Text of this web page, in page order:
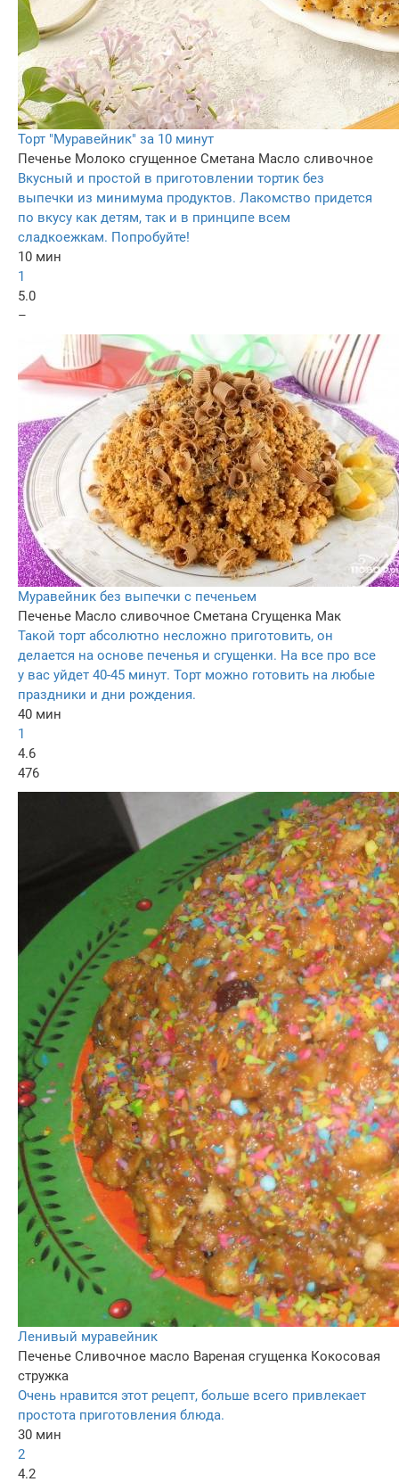
Торт "Муравейник" за 10 минут
Печенье Молоко сгущенное Сметана Масло сливочное
Вкусный и простой в приготовлении тортик без
выпечки из минимума продуктов. Лакомство придется
по вкусу как детям, так и в принципе всем
сладкоежкам. Попробуйте!
10 мин
1
5.0
–
Муравейник без выпечки с печеньем
Печенье Масло сливочное Сметана Сгущенка Мак
Такой торт абсолютно несложно приготовить, он
делается на основе печенья и сгущенки. На все про все
у вас уйдет 40-45 минут. Торт можно готовить на любые
праздники и дни рождения.
40 мин
1
4.6
476
Ленивый муравейник
Печенье Сливочное масло Вареная сгущенка Кокосовая
стружка
Очень нравится этот рецепт, больше всего привлекает
простота приготовления блюда.
30 мин
2
4.2